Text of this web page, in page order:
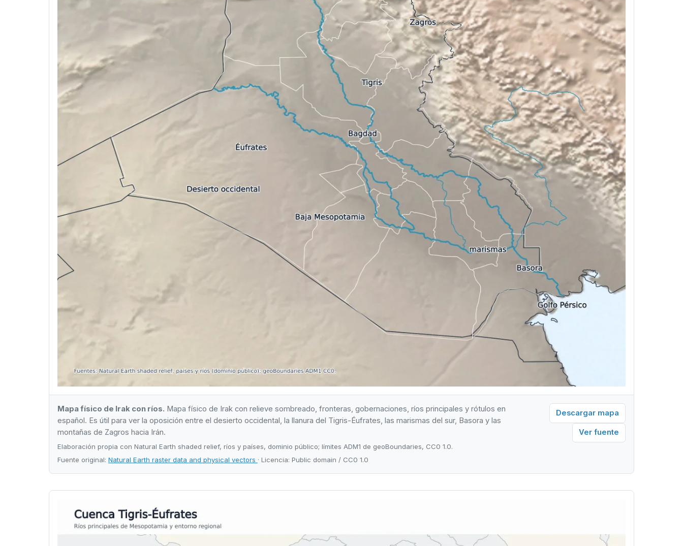
Mapa físico de Irak con ríos. Mapa físico de Irak con relieve sombreado, fronteras, gobernaciones, ríos principales y rótulos en
español. Es útil para ver la oposición entre el desierto occidental, la llanura del Tigris-Éufrates, las marismas del sur, Basora y las
montañas de Zagros hacia Irán.
Elaboración propia con Natural Earth shaded relief, ríos y países, dominio público; límites ADM1 de geoBoundaries, CC0 1.0.
Fuente original: Natural Earth raster data and physical vectors · Licencia: Public domain / CC0 1.0
Descargar mapa
Ver fuente